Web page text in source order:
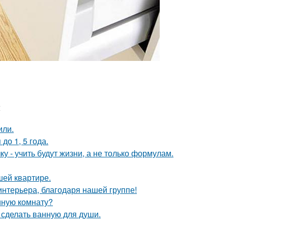
1, 5 года.
- учить будут жизни, а не только формулам.
квартире.
благодаря нашей группе!
комнату?
ванную для души.